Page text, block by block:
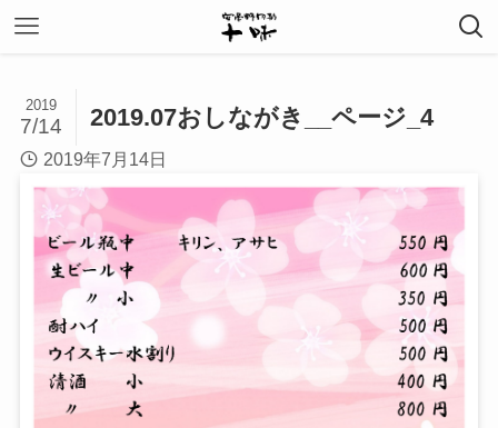
2019.07おしながき__ページ_4
2019
7/14
2019年7月14日